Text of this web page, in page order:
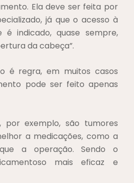
Ela deve ser feita por
já que o acesso à
é indicado, quase sempre,
da cabeça”.
é regra, em muitos casos
pode ser feito apenas
por exemplo, são tumores
a medicações, como a
a operação. Sendo o
mais eficaz e